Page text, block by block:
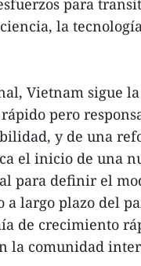
para
la
Vietnam sigue
pero
y de una
el inicio de una
para definir el
largo plazo del
de crecimiento
la comunidad